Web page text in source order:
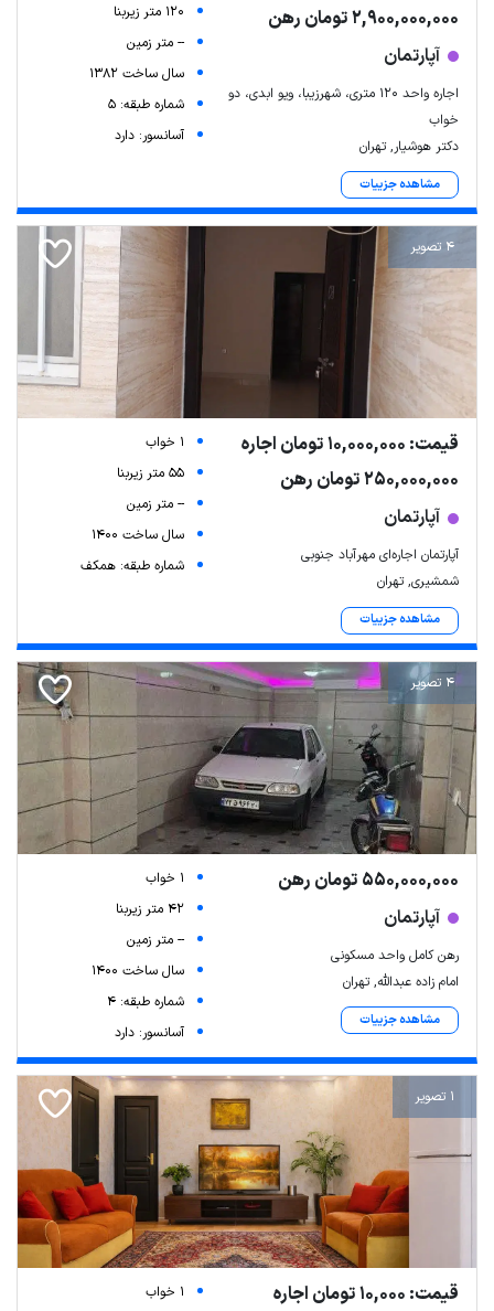
2,900,000,000 تومان رهن
آپارتمان
اجاره واحد ۱۲۰ متری، شهرزیبا، ویو ابدی، دو
خواب
دکتر هوشیار, تهران
مشاهده جزییات
120 متر زیربنا
-- متر زمین
سال ساخت 1382
شماره طبقه: 5
آسانسور: دارد
4 تصویر
قیمت: 10,000,000 تومان اجاره
250,000,000 تومان رهن
آپارتمان
آپارتمان اجاره‌ای مهرآباد جنوبی
شمشیری, تهران
مشاهده جزییات
1 خواب
55 متر زیربنا
-- متر زمین
سال ساخت 1400
شماره طبقه: همکف
4 تصویر
550,000,000 تومان رهن
آپارتمان
رهن کامل واحد مسکونی
امام زاده عبدالله, تهران
مشاهده جزییات
1 خواب
42 متر زیربنا
-- متر زمین
سال ساخت 1400
شماره طبقه: 4
آسانسور: دارد
1 تصویر
قیمت: 10,000 تومان اجاره
1 خواب